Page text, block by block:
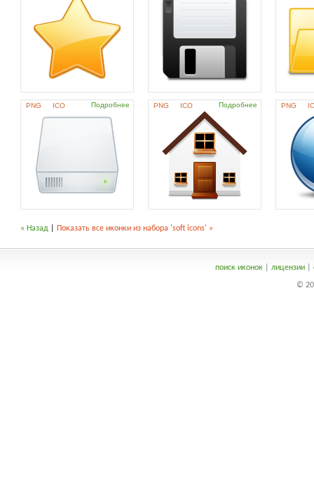
PNG ICO Подробнее PNG ICO Подробнее PNG
« Назад Показать все иконки из набора 'soft icons' »
поиск иконок| лицензии|
©